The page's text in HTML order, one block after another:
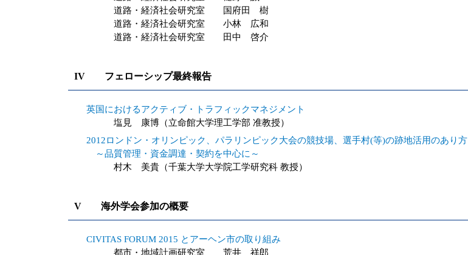
道路・経済社会研究室 国府田 樹
道路・経済社会研究室 小林 広和
道路・経済社会研究室 田中 啓介
IV フェローシップ最終報告
英国におけるアクティブ・トラフィックマネジメント
塩見 康博（立命館大学理工学部 准教授）
2012ロンドン・オリンピック、パラリンピック大会の競技場、選手村(等)の跡地活用のあり方
～品質管理・資金調達・契約を中心に～
村木 美貴（千葉大学大学院工学研究科 教授）
V 海外学会参加の概要
CIVITAS FORUM 2015 とアーヘン市の取り組み
都市・地域計画研究室 荒井 祥郎